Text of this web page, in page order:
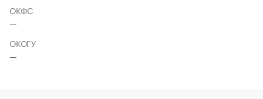
ОКФС
—
ОКОГУ
—